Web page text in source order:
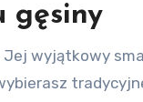
gęsiny
wyjątkowy